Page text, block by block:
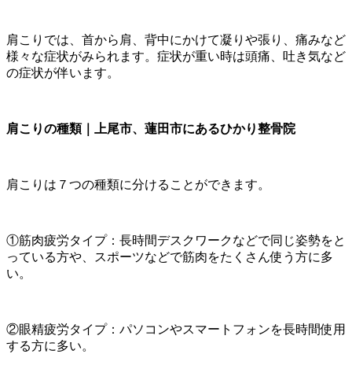
肩こりでは、首から肩、背中にかけて凝りや張り、痛みなど
様々な症状がみられます。症状が重い時は頭痛、吐き気など
の症状が伴います。
肩こりの種類｜上尾市、蓮田市にあるひかり整骨院
肩こりは７つの種類に分けることができます。
①筋肉疲労タイプ：長時間デスクワークなどで同じ姿勢をと
っている方や、スポーツなどで筋肉をたくさん使う方に多
い。
②眼精疲労タイプ：パソコンやスマートフォンを長時間使用
する方に多い。